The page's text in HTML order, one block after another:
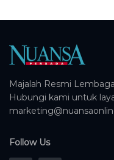
Majalah Resmi
Hubungi kami untuk
Follow Us